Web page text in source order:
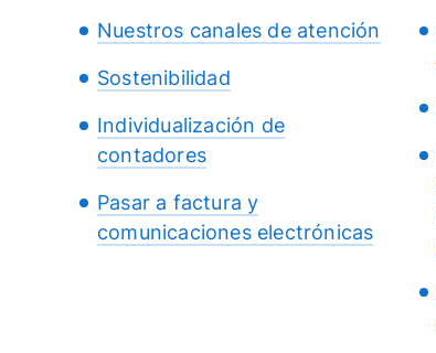
Nuestros canales de atención
Sostenibilidad
Individualización de
contadores
Pasar a factura y
comunicaciones electrónicas